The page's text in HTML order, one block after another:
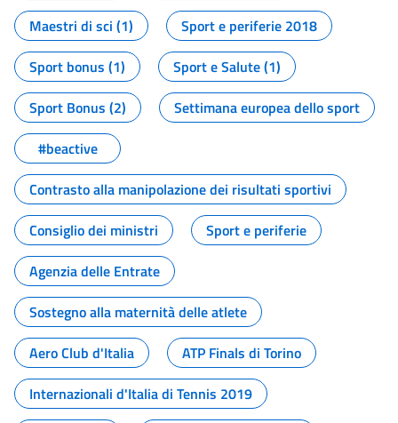
Maestri di sci (1)
Sport e periferie 2018
Sport bonus (1)
Sport e Salute (1)
Sport Bonus (2)
Settimana europea dello sport
#beactive
Contrasto alla manipolazione dei risultati sportivi
Consiglio dei ministri
Sport e periferie
Agenzia delle Entrate
Sostegno alla maternità delle atlete
Aero Club d'Italia
ATP Finals di Torino
Internazionali d'Italia di Tennis 2019